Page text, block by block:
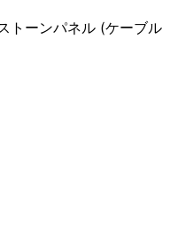
トーンパネル (ケーブル